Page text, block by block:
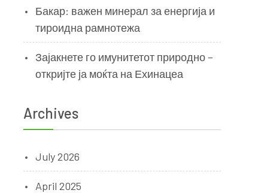
Бакар: важен минерал за енергија и
тироидна рамнотежа
Зајакнете го имунитетот природно –
откријте ја моќта на Ехинацеа
Archives
July 2026
April 2025